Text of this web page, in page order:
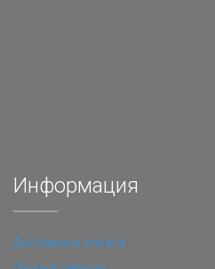
Информация
Доставка и оплата